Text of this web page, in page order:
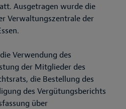
Ausgetragen wurde die
Verwaltungszentrale der
Verwendung des
der Mitglieder des
die Bestellung des
des Vergütungsberichts
über